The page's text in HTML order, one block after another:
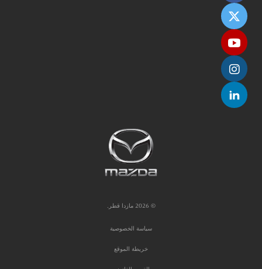
© 2026 مازدا قطر.
سياسة الخصوصية
خريطة الموقع